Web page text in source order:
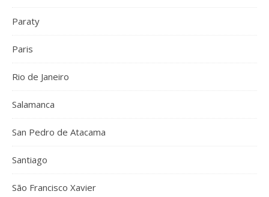
Paraty
Paris
Rio de Janeiro
Salamanca
San Pedro de Atacama
Santiago
São Francisco Xavier